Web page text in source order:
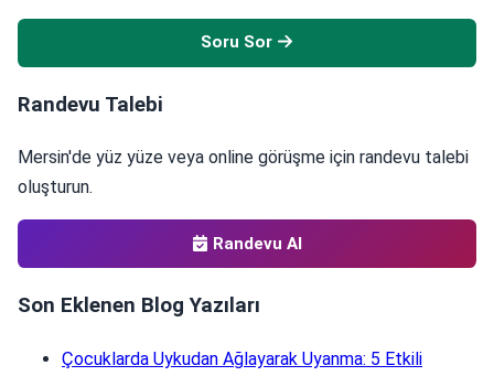
Soru Sor
Randevu Talebi
Mersin'de yüz yüze veya online görüşme için randevu talebi
oluşturun.
Randevu Al
Son Eklenen Blog Yazıları
Çocuklarda Uykudan Ağlayarak Uyanma: 5 Etkili